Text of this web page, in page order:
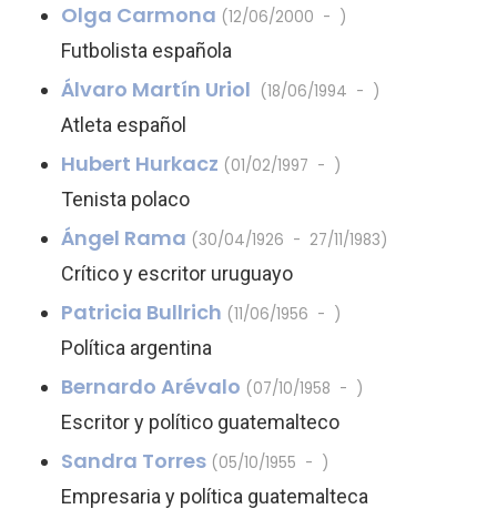
Olga Carmona (12/06/2000 - )
Futbolista española
Álvaro Martín Uriol (18/06/1994 - )
Atleta español
Hubert Hurkacz (01/02/1997 - )
Tenista polaco
Ángel Rama (30/04/1926 - 27/11/1983)
Crítico y escritor uruguayo
Patricia Bullrich (11/06/1956 - )
Política argentina
Bernardo Arévalo (07/10/1958 - )
Escritor y político guatemalteco
Sandra Torres (05/10/1955 - )
Empresaria y política guatemalteca